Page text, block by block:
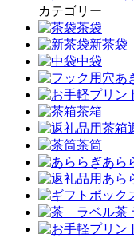
カテゴリー
茶袋
新茶袋
中袋
茶箱
茶筒
あら
茶